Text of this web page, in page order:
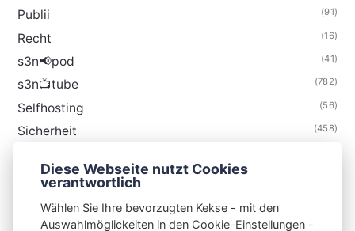
Publii (91)
Recht (16)
s3n📢pod (41)
s3n📺tube (782)
Selfhosting (56)
Sicherheit (458)
Thunderbird
Diese Webseite nutzt Cookies
verantwortlich
Wählen Sie Ihre bevorzugten Kekse - mit den
Auswahlmöglickeiten in den Cookie-Einstellungen -